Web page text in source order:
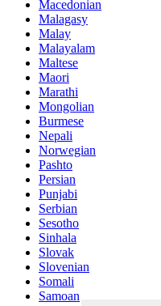
Macedonian
Malagasy
Malay
Malayalam
Maltese
Maori
Marathi
Mongolian
Burmese
Nepali
Norwegian
Pashto
Persian
Punjabi
Serbian
Sesotho
Sinhala
Slovak
Slovenian
Somali
Samoan